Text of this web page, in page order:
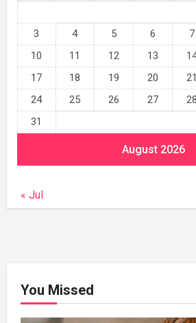
August 2026
3
4 5 6 7
10
11 12 13
17
18 19 20 21
24
25 26 27 28
31
« Jul
You Missed